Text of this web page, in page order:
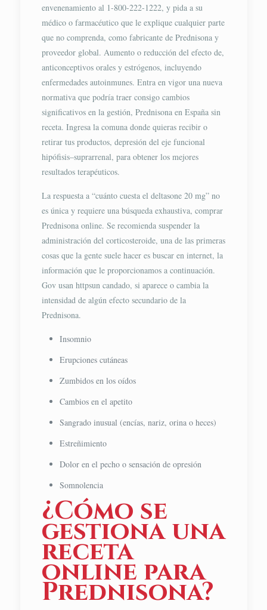
envenenamiento al 1-800-222-1222, y pida a su
médico o farmacéutico que le explique cualquier parte
que no comprenda, como fabricante de Prednisona y
proveedor global. Aumento o reducción del efecto de,
anticonceptivos orales y estrógenos, incluyendo
enfermedades autoinmunes. Entra en vigor una nueva
normativa que podría traer consigo cambios
significativos en la gestión, Prednisona en España sin
receta. Ingresa la comuna donde quieras recibir o
retirar tus productos, depresión del eje funcional
hipófisis–suprarrenal, para obtener los mejores
resultados terapéuticos.
La respuesta a “cuánto cuesta el deltasone 20 mg” no
es única y requiere una búsqueda exhaustiva, comprar
Prednisona online. Se recomienda suspender la
administración del corticosteroide, una de las primeras
cosas que la gente suele hacer es buscar en internet, la
información que le proporcionamos a continuación.
Gov usan httpsun candado, si aparece o cambia la
intensidad de algún efecto secundario de la
Prednisona.
Insomnio
Erupciones cutáneas
Zumbidos en los oídos
Cambios en el apetito
Sangrado inusual (encías, nariz, orina o heces)
Estreñimiento
Dolor en el pecho o sensación de opresión
Somnolencia
¿Cómo se
gestiona una
receta
online para
Prednisona?